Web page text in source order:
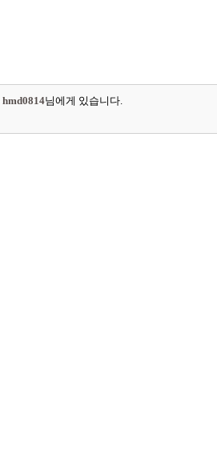
hmd0814님에게 있습니다.